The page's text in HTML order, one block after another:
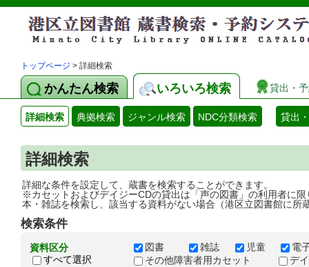
トップページ > 詳細検索
かんたん検索 いろいろ検索 貸出・
詳細検索 典拠検索 ジャンル検索 NDC分類検索 貸出
詳細検索
詳細な条件を設定して、蔵書を検索することができます。
※カセットおよびデイジーCDの貸出は「声の図書」の利用者に限
本・雑誌を検索し、該当する資料がない場合（港区立図書館に所
検索条件
資料区分
すべて選択
図書 雑誌 児童
電
その他障害者用カセット
デ